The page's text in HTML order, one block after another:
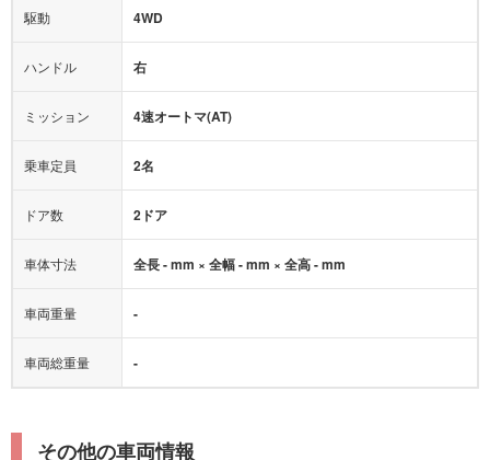
アダプティブクルーズコントロール
ヒルディセントコントロール
オートマチックハイビーム
駆動 4WD
ハンドル 右
ミッション 4速オートマ(AT)
乗車定員 2名
ドア数 2ドア
車体寸法 全長 - mm × 全幅 - mm × 全高 - mm
車両重量 -
車両総重量 -
その他の車両情報